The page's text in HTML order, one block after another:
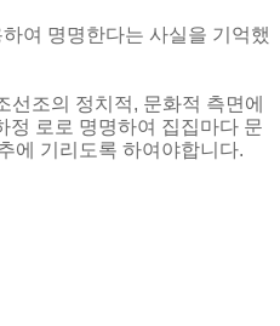
여 명명한다는 사실을 기억했
조의 정치적, 문화적 측면에
정 로로 명명하여 집집마다 문
에 기리도록 하여야합니다.